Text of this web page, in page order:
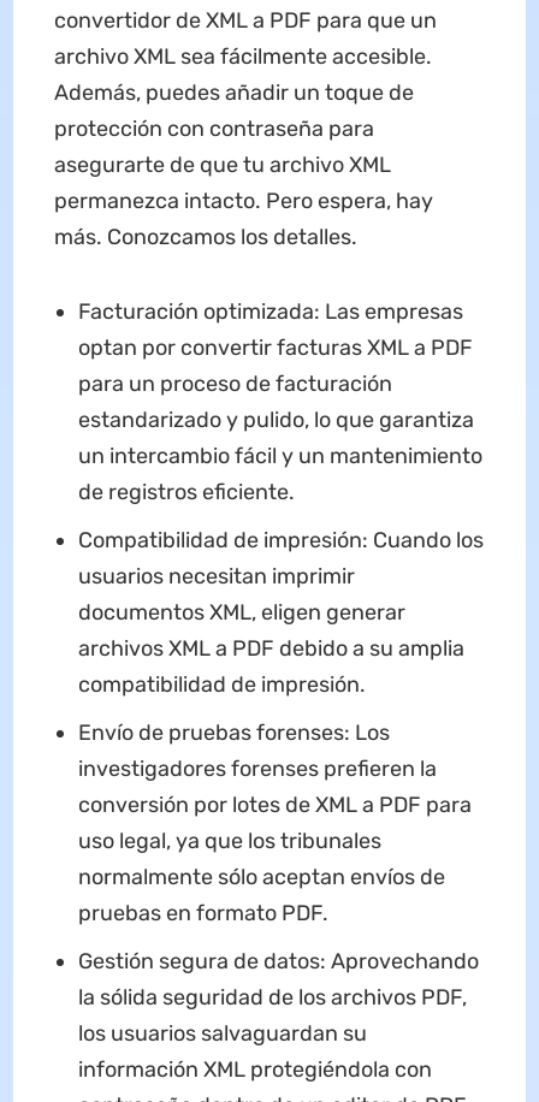
convertidor de XML a PDF para que un
archivo XML sea fácilmente accesible.
Además, puedes añadir un toque de
protección con contraseña para
asegurarte de que tu archivo XML
permanezca intacto. Pero espera, hay
más. Conozcamos los detalles.
Facturación optimizada: Las empresas
optan por convertir facturas XML a PDF
para un proceso de facturación
estandarizado y pulido, lo que garantiza
un intercambio fácil y un mantenimiento
de registros eficiente.
Compatibilidad de impresión: Cuando los
usuarios necesitan imprimir
documentos XML, eligen generar
archivos XML a PDF debido a su amplia
compatibilidad de impresión.
Envío de pruebas forenses: Los
investigadores forenses prefieren la
conversión por lotes de XML a PDF para
uso legal, ya que los tribunales
normalmente sólo aceptan envíos de
pruebas en formato PDF.
Gestión segura de datos: Aprovechando
la sólida seguridad de los archivos PDF,
los usuarios salvaguardan su
información XML protegiéndola con